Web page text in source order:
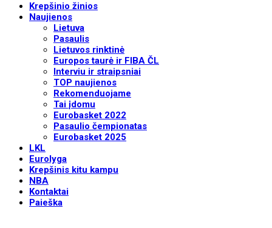
Krepšinio žinios
Naujienos
Lietuva
Pasaulis
Lietuvos rinktinė
Europos taurė ir FIBA ČL
Interviu ir straipsniai
TOP naujienos
Rekomenduojame
Tai įdomu
Eurobasket 2022
Pasaulio čempionatas
Eurobasket 2025
LKL
Eurolyga
Krepšinis kitu kampu
NBA
Kontaktai
Paieška